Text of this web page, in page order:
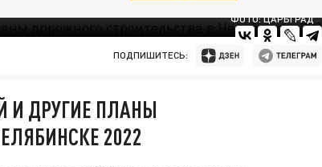
ФОТО: ЦАРЬГРАД
ПОДПИШИТЕСЬ:
И ДРУГИЕ ПЛАНЫ
2022